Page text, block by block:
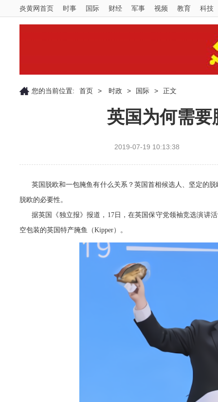
炎黄网首页 时事 国际 财经 军事 视频 教育 科技
您的当前位置: 首页 > 时政 > 国际 > 正文
英国为何需要
2019-07-19 10:13:38
英国脱欧和一包腌鱼有什么关系？英国首相候选人、坚定的
脱欧的必要性。
据英国《独立报》报道，17日，在英国保守党领袖竞选演讲
空包装的英国特产腌鱼（Kipper）。